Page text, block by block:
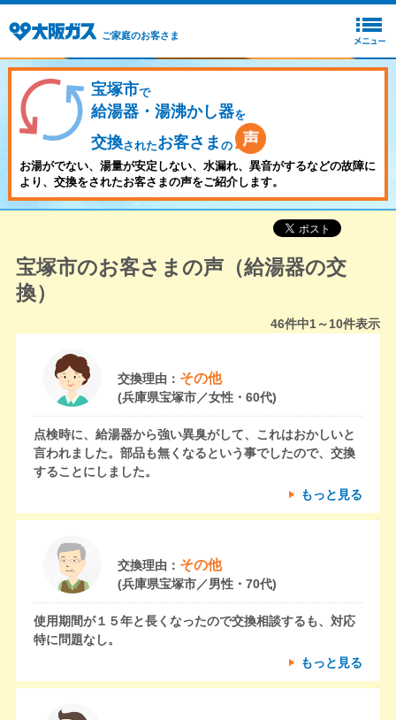
ご家庭のお客さま
宝塚市で
給湯器・湯沸かし器を
交換されたお客さま の
お湯がでない、湯量が安定しない、水漏れ、異音がするなどの故障に
より、交換をされたお客さまの声をご紹介します。
宝塚市のお客さまの声（給湯器の交
換）
46件中1～10件表示
交換理由： その他
(兵庫県宝塚市／女性・60代)
点検時に、給湯器から強い異臭がして、これはおかしいと
言われました。部品も無くなるという事でしたので、交換
することにしました。
もっと見る
交換理由： その他
(兵庫県宝塚市／男性・70代)
使用期間が１５年と長くなったので交換相談するも、対応
特に問題なし。
もっと見る